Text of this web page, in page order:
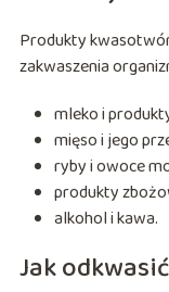
Produkty
zakwaszenia
mleko i
mięso i jego
ryby i owoce
produkty
alkohol i kawa.
Jak